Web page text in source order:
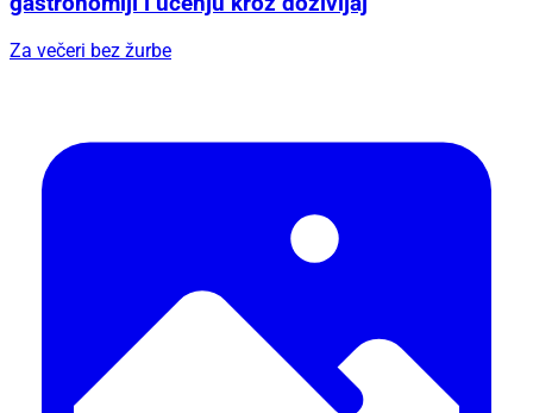
Za večeri bez žurbe